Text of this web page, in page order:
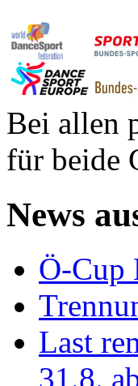
Bei allen
für beide
News
Ö-Cup
Last
31.8.